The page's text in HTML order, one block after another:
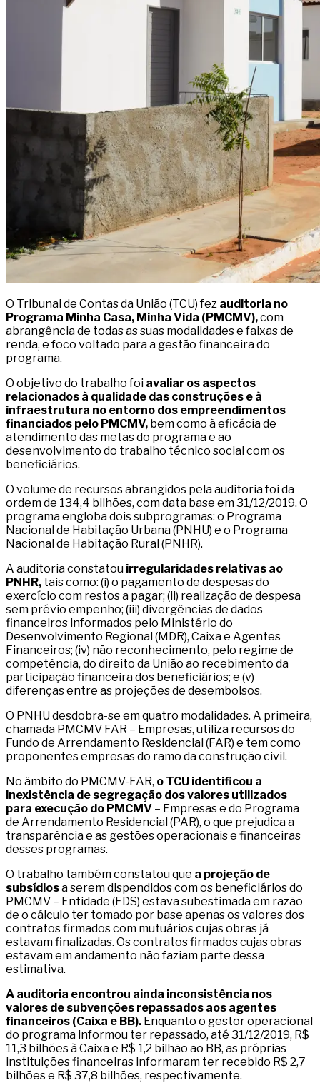
O Tribunal de Contas da União (TCU) fez auditoria no
Programa Minha Casa, Minha Vida (PMCMV),com
abrangência de todas as suas modalidades e faixas de
renda, e foco voltado para a gestão financeira do
programa.
O objetivo do trabalho foi avaliar os aspectos
relacionados à qualidade das construções e à
infraestrutura no entorno dos empreendimentos
financiados pelo PMCMV, bem como à eficácia de
atendimento das metas do programa e ao
desenvolvimento do trabalho técnico social com os
beneficiários.
O volume de recursos abrangidos pela auditoria foi da
ordem de 134,4 bilhões, com data base em 31/12/2019. O
programa engloba dois subprogramas: o Programa
Nacional de Habitação Urbana (PNHU) e o Programa
Nacional de Habitação Rural (PNHR).
A auditoria constatou irregularidades relativas ao
PNHR, tais como: (i) o pagamento de despesas do
exercício com restos a pagar; (ii) realização de despesa
sem prévio empenho; (iii) divergências de dados
financeiros informados pelo Ministério do
Desenvolvimento Regional (MDR), Caixa e Agentes
Financeiros; (iv) não reconhecimento, pelo regime de
competência, do direito da União ao recebimento da
participação financeira dos beneficiários; e (v)
diferenças entre as projeções de desembolsos.
O PNHU desdobra-se em quatro modalidades. A primeira,
chamada PMCMV FAR – Empresas, utiliza recursos do
Fundo de Arrendamento Residencial (FAR) e tem como
proponentes empresas do ramo da construção civil.
No âmbito do PMCMV-FAR, o TCU identificou a
inexistência de segregação dos valores utilizados
para execução do PMCMV – Empresas e do Programa
de Arrendamento Residencial (PAR), o que prejudica a
transparência e as gestões operacionais e financeiras
desses programas.
O trabalho também constatou que a projeção de
subsídiosa serem dispendidos com os beneficiários do
PMCMV – Entidade (FDS) estava subestimada em razão
de o cálculo ter tomado por base apenas os valores dos
contratos firmados com mutuários cujas obras já
estavam finalizadas. Os contratos firmados cujas obras
estavam em andamento não faziam parte dessa
estimativa.
A auditoria encontrou ainda inconsistência nos
valores de subvenções repassados aos agentes
financeiros (Caixa e BB). Enquanto o gestor operacional
do programa informou ter repassado, até 31/12/2019, R$
11,3 bilhões à Caixa e R$ 1,2 bilhão ao BB, as próprias
instituições financeiras informaram ter recebido R$ 2,7
bilhões e R$ 37,8 bilhões, respectivamente.